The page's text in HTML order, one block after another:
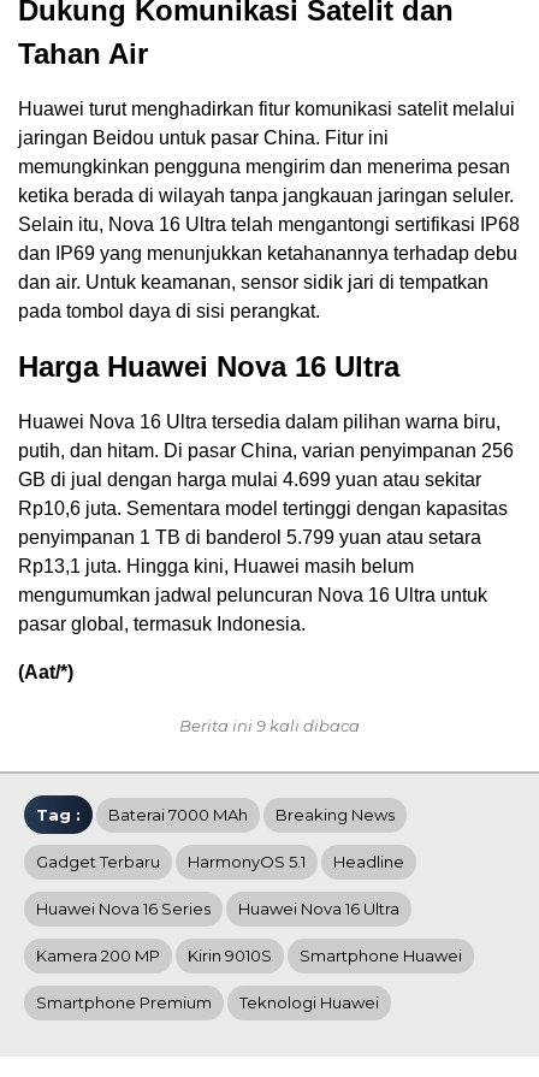
Dukung Komunikasi Satelit dan
Tahan Air
Huawei turut menghadirkan fitur komunikasi satelit melalui
jaringan Beidou untuk pasar China. Fitur ini
memungkinkan pengguna mengirim dan menerima pesan
ketika berada di wilayah tanpa jangkauan jaringan seluler.
Selain itu, Nova 16 Ultra telah mengantongi sertifikasi IP68
dan IP69 yang menunjukkan ketahanannya terhadap debu
dan air. Untuk keamanan, sensor sidik jari di tempatkan
pada tombol daya di sisi perangkat.
Harga Huawei Nova 16 Ultra
Huawei Nova 16 Ultra tersedia dalam pilihan warna biru,
putih, dan hitam. Di pasar China, varian penyimpanan 256
GB di jual dengan harga mulai 4.699 yuan atau sekitar
Rp10,6 juta. Sementara model tertinggi dengan kapasitas
penyimpanan 1 TB di banderol 5.799 yuan atau setara
Rp13,1 juta. Hingga kini, Huawei masih belum
mengumumkan jadwal peluncuran Nova 16 Ultra untuk
pasar global, termasuk Indonesia.
(Aat/*)
Berita ini 9 kali dibaca
Tag : Baterai 7000 MAh Breaking News
Gadget Terbaru HarmonyOS 5.1 Headline
Huawei Nova 16 Series Huawei Nova 16 Ultra
Kamera 200 MP Kirin 9010S Smartphone Huawei
Smartphone Premium Teknologi Huawei